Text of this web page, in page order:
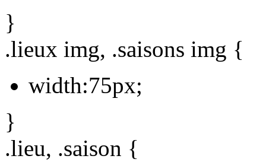
}
.lieux img, .saisons img {
width:75px;
}
.lieu, .saison {